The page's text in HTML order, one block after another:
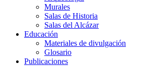
Murales
Salas de Historia
Salas del Alcázar
Educación
Materiales de divulgación
Glosario
Publicaciones